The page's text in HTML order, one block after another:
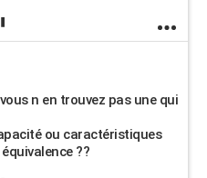
n en trouvez pas une qui
ou caractéristiques
??